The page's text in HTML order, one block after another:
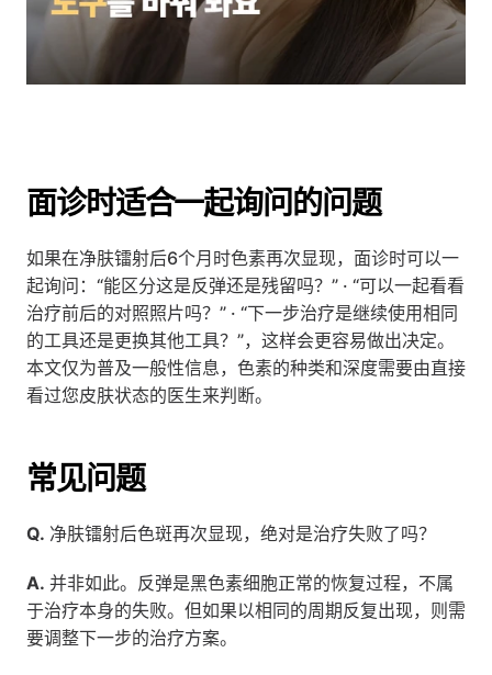
面诊时适合一起询问的问题
如果在净肤镭射后6个月时色素再次显现，面诊时可以一
起询问：“能区分这是反弹还是残留吗？” · “可以一起看看
治疗前后的对照照片吗？” · “下一步治疗是继续使用相同
的工具还是更换其他工具？”，这样会更容易做出决定。
本文仅为普及一般性信息，色素的种类和深度需要由直接
看过您皮肤状态的医生来判断。
常见问题
Q. 净肤镭射后色斑再次显现，绝对是治疗失败了吗？
A. 并非如此。反弹是黑色素细胞正常的恢复过程，不属
于治疗本身的失败。但如果以相同的周期反复出现，则需
要调整下一步的治疗方案。